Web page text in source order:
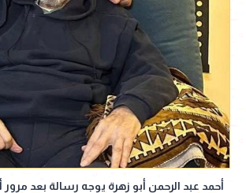
أحمد عبد الرحمن أبو زهرة يوجه رسالة بعد